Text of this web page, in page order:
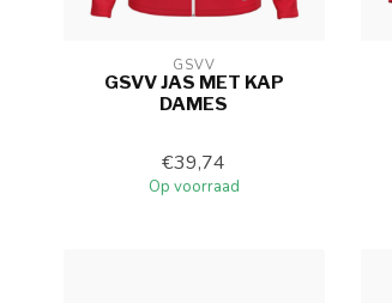
GSVV
GSVV JAS MET KAP
DAMES
€39,74
Op voorraad